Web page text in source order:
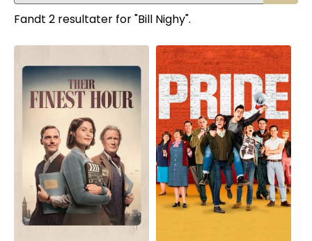
Fandt 2 resultater for "Bill Nighy".